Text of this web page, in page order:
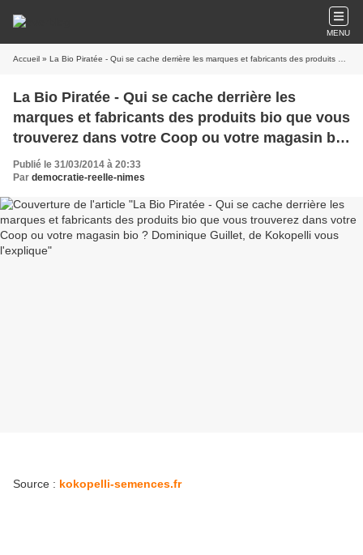
MENU
Accueil » La Bio Piratée - Qui se cache derrière les marques et fabricants des produits bio que vous trouverez dans votre Coop ou votre magasin bio ? Dominique Guillet, de Kokopelli vous l'explique
La Bio Piratée - Qui se cache derrière les
marques et fabricants des produits bio que vous
trouverez dans votre Coop ou votre magasin bio
? Dominique Guillet, de Kokopelli vous
l'explique
Publié le 31/03/2014 à 20:33
Par democratie-reelle-nimes
Source : kokopelli-semences.fr